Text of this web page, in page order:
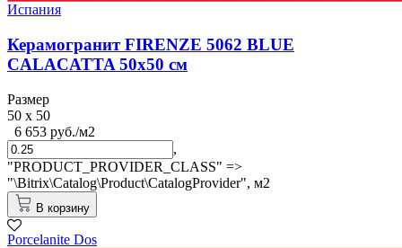
Испания
Керамогранит FIRENZE 5062 BLUE
CALACATTA 50x50 см
Размер
50 x 50
6 653 руб./м2
,
"PRODUCT_PROVIDER_CLASS" =>
"\Bitrix\Catalog\Product\CatalogProvider", м2
В корзину
Porcelanite Dos